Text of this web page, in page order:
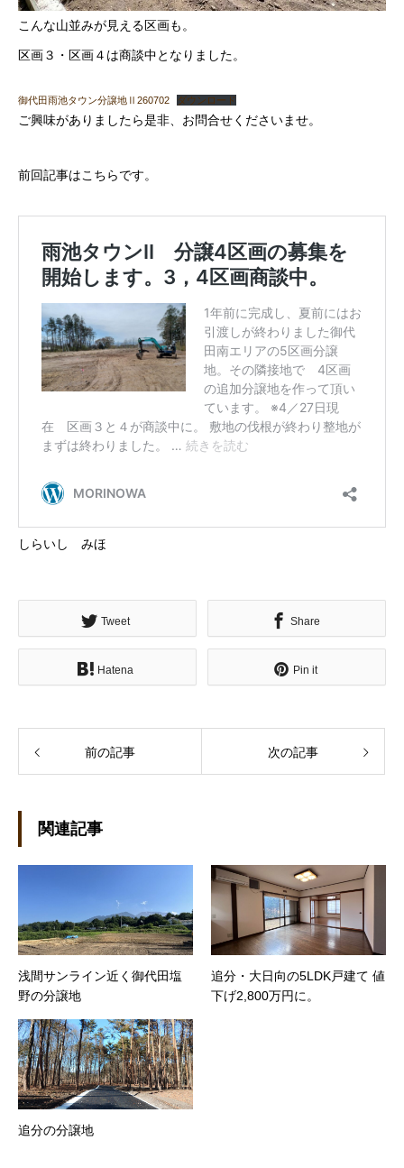
こんな山並みが見える区画も。
区画３・区画４は商談中となりました。
御代田雨池タウン分譲地Ⅱ260702 ダウンロード
ご興味がありましたら是非、お問合せくださいませ。
前回記事はこちらです。
しらいし みほ
Tweet Share
Hatena Pin it
前の記事 次の記事
関連記事
浅間サンライン近く御代田塩
野の分譲地
追分・大日向の5LDK戸建て 値
下げ2,800万円に。
追分の分譲地